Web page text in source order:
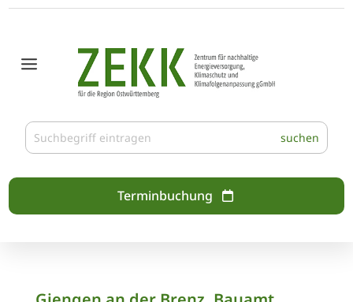
Terminbuchung